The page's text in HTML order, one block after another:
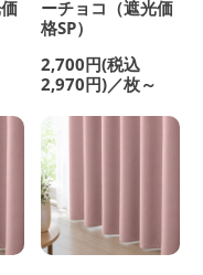
ーチョコ（遮光価
格SP）
2,700円(税込
2,970円)／枚～